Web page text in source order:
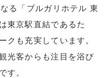
る「ブルガリホテル 東
東京駅直結であるた
クも充実しています。
光客からも注目を浴び
す。